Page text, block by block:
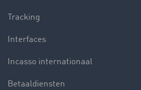
Tracking
Interfaces
Incasso internationaal
Betaaldiensten